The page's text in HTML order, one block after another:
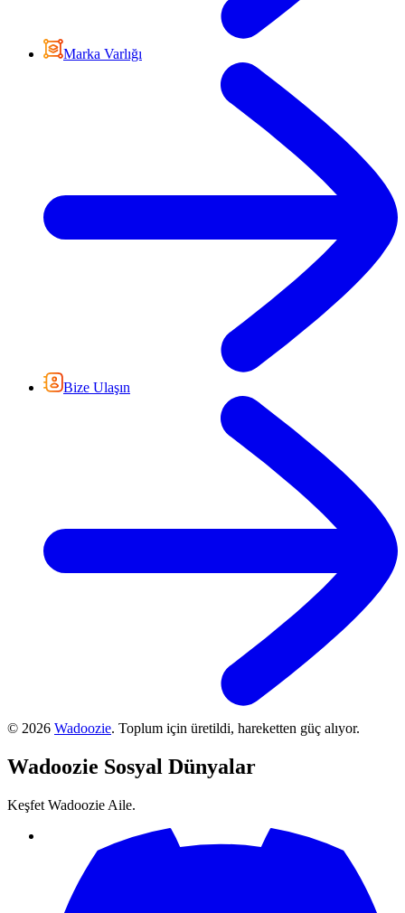
Marka Varlığı
Bize Ulaşın
© 2026 Wadoozie. Toplum için üretildi, hareketten güç alıyor.
Wadoozie Sosyal Dünyalar
Keşfet Wadoozie Aile.